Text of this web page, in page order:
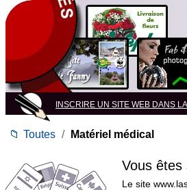
INSCRIRE UN SITE WEB DANS
📁 Toutes / Matériel médical
Vous êtes
Le site